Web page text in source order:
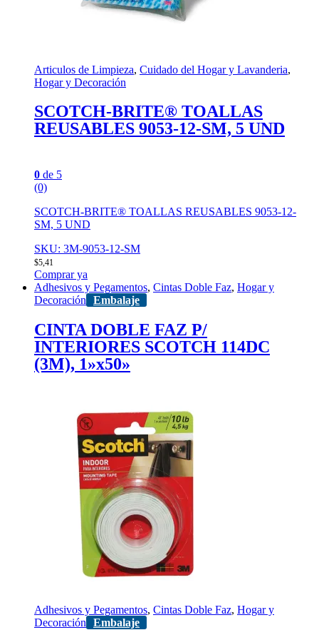
Articulos de Limpieza, Cuidado del Hogar y Lavanderia,
Hogar y Decoración
SCOTCH-BRITE® TOALLAS
REUSABLES 9053-12-SM, 5 UND
0 de 5
(0)
SCOTCH-BRITE® TOALLAS REUSABLES 9053-12-
SM, 5 UND
SKU: 3M-9053-12-SM
$5,41
Comprar ya
Adhesivos y Pegamentos, Cintas Doble Faz, Hogar y
Decoración
Embalaje
CINTA DOBLE FAZ P/
INTERIORES SCOTCH 114DC
(3M), 1»x50»
Adhesivos y Pegamentos, Cintas Doble Faz, Hogar y
Decoración
Embalaje